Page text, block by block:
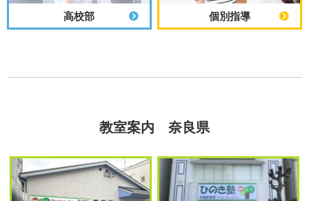
高校部 個別指導
教室案内 奈良県